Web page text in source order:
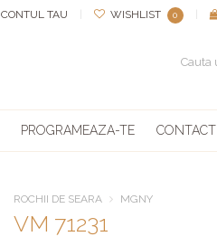
CONTUL TAU WISHLIST 0
PROGRAMEAZA-TE CONTACT
ROCHII DE SEARA MGNY
VM 71231